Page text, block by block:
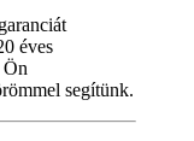
éves
Ön
segítünk.